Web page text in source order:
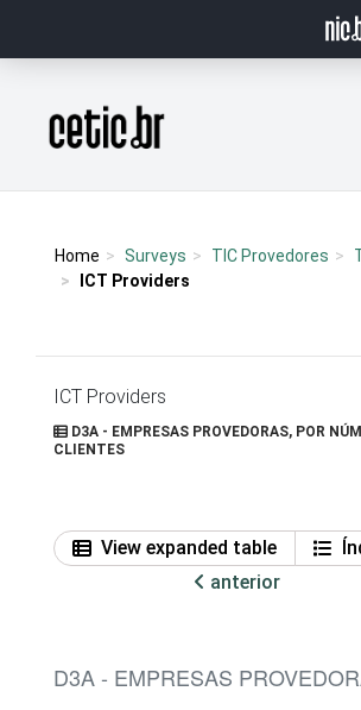
Página inicial
Home Surveys TIC Provedores
ICT Providers
ICT Providers
D3A - EMPRESAS PROVEDORAS, POR
CLIENTES
View expanded table
anterior
D3A - EMPRESAS